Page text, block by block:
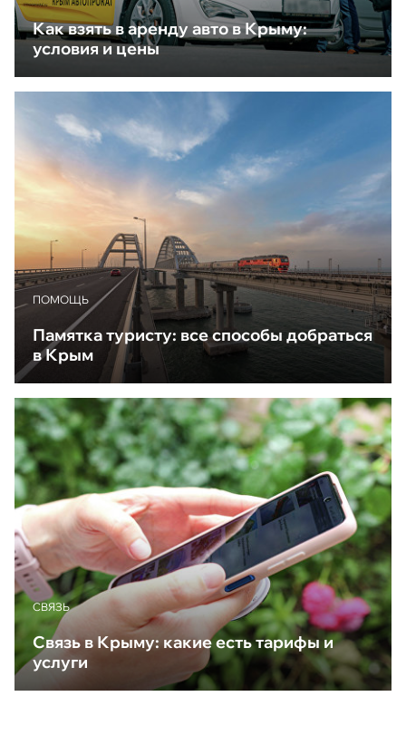
Как взять в аренду авто в Крыму:
условия и цены
ПОМОЩЬ
Памятка туристу: все способы добраться
в Крым
CВЯЗЬ
Связь в Крыму: какие есть тарифы и
услуги